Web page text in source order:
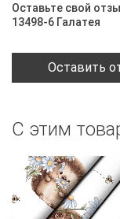
Оставьте свой
13498-6 Галатея
Оставить
С этим